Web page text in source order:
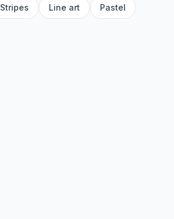
Stripes Line art Pastel